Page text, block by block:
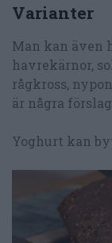
Varianter
Man kan även
havrekärnor,
rågkross,
är några förslag.
Yoghurt kan